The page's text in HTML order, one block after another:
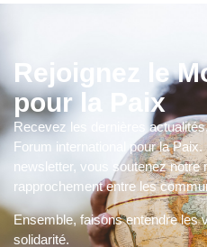
Rejoignez le
pour la Paix
Recevez les dernières
Forum international pour la
newsletter, vous soutenez notre
rapprochement entre les
Ensemble, faisons entendre les
solidarité.